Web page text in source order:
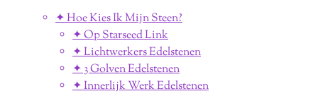
✦ Hoe Kies Ik Mijn Steen?
✦ Op Starseed Link
✦ Lichtwerkers Edelstenen
✦ 3 Golven Edelstenen
✦ Innerlijk Werk Edelstenen